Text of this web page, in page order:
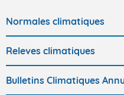
Normales climatiques
Releves climatiques
Bulletins Climatiques